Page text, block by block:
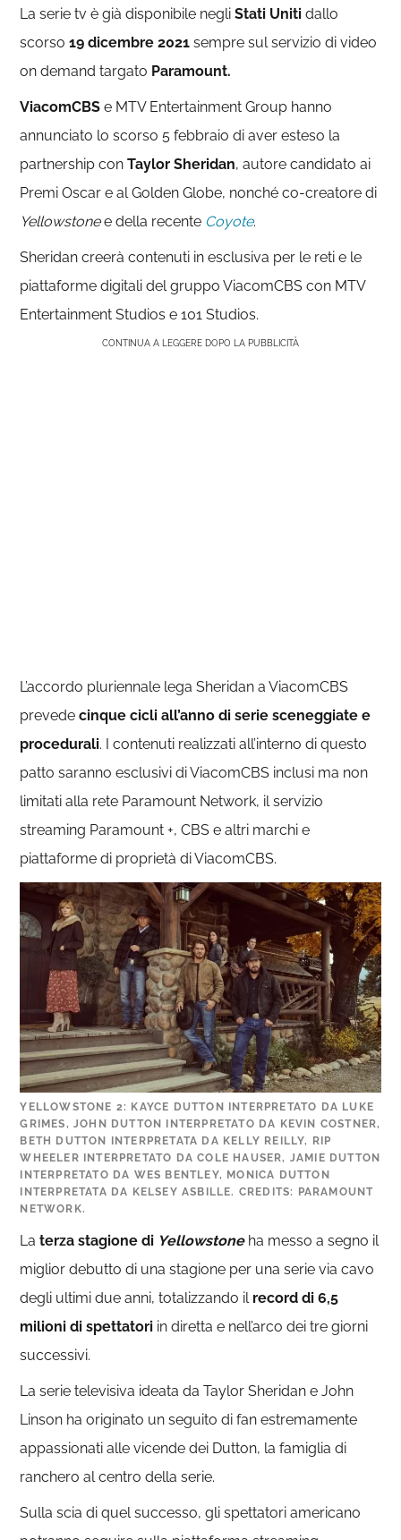
La serie tv è già disponibile negliStati Uniti dallo
scorso19 dicembre 2021sempre sul servizio di video
on demand targato Paramount.
ViacomCBS e MTV Entertainment Group hanno
annunciato lo scorso 5 febbraio di aver esteso la
partnership conTaylor Sheridan, autore candidato ai
Premi Oscar e al Golden Globe, nonché co-creatore di
Yellowstonee della recente Coyote.
Sheridan creerà contenuti in esclusiva per le reti e le
piattaforme digitali del gruppo ViacomCBS con MTV
Entertainment Studios e 101 Studios.
CONTINUA A LEGGERE DOPO LA PUBBLICITÀ
L’accordo pluriennale lega Sheridan a ViacomCBS
prevedecinque cicli all’anno di serie sceneggiate e
procedurali. I contenuti realizzati all’interno di questo
patto saranno esclusivi di ViacomCBS inclusi ma non
limitati alla rete Paramount Network, il servizio
streaming Paramount +, CBS e altri marchi e
piattaforme di proprietà di ViacomCBS.
YELLOWSTONE 2: KAYCE DUTTON INTERPRETATO DA LUKE
GRIMES, JOHN DUTTON INTERPRETATO DA KEVIN COSTNER,
BETH DUTTON INTERPRETATA DA KELLY REILLY, RIP
WHEELER INTERPRETATO DA COLE HAUSER, JAMIE DUTTON
INTERPRETATO DA WES BENTLEY, MONICA DUTTON
INTERPRETATA DA KELSEY ASBILLE. CREDITS: PARAMOUNT
NETWORK.
Laterza stagione di Yellowstoneha messo a segno il
miglior debutto di una stagione per una serie via cavo
degli ultimi due anni, totalizzando il record di 6,5
milioni di spettatori in diretta e nell’arco dei tre giorni
successivi.
La serie televisiva ideata da Taylor Sheridan e John
Linson ha originato un seguito di fan estremamente
appassionati alle vicende dei Dutton, la famiglia di
ranchero al centro della serie.
Sulla scia di quel successo, gli spettatori americano